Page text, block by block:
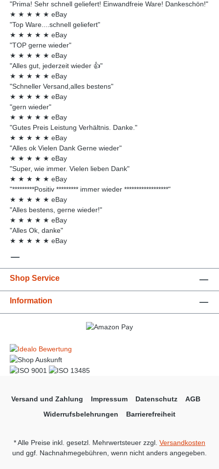
"Prima! Sehr schnell geliefert! Einwandfreie Ware! Dankeschön!"
★ ★ ★ ★ ★ eBay
"Top Ware....schnell geliefert"
★ ★ ★ ★ ★ eBay
"TOP gerne wieder"
★ ★ ★ ★ ★ eBay
"Alles gut, jederzeit wieder 👍"
★ ★ ★ ★ ★ eBay
"Schneller Versand,alles bestens"
★ ★ ★ ★ ★ eBay
"gern wieder"
★ ★ ★ ★ ★ eBay
"Gutes Preis Leistung Verhältnis. Danke."
★ ★ ★ ★ ★ eBay
"Alles ok Vielen Dank Gerne wieder"
★ ★ ★ ★ ★ eBay
"Super, wie immer. Vielen lieben Dank"
★ ★ ★ ★ ★ eBay
"*********Positiv ********* immer wieder ******************"
★ ★ ★ ★ ★ eBay
"Alles bestens, gerne wieder!"
★ ★ ★ ★ ★ eBay
"Alles Ok, danke"
★ ★ ★ ★ ★ eBay
Shop Service
Information
Versand und Zahlung Impressum Datenschutz
AGB
Widerrufsbelehrungen
Barrierefreiheit
* Alle Preise inkl. gesetzl. Mehrwertsteuer zzgl. Versandkosten
und ggf. Nachnahmegebühren, wenn nicht anders angegeben.